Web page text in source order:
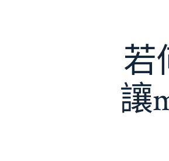
若
讓